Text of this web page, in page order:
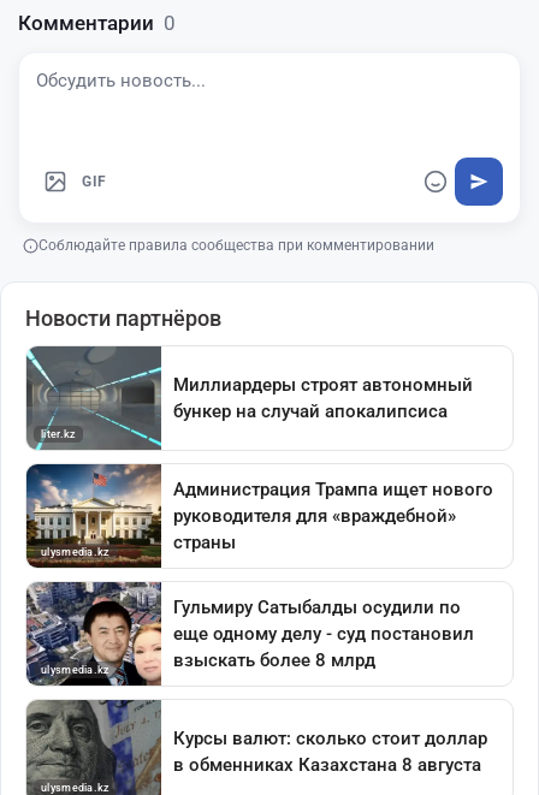
Комментарии 0
GIF
Соблюдайте правила сообщества при комментировании